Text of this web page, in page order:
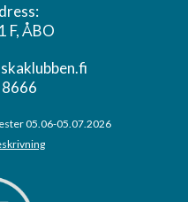
F, ÅBO
05.06-05.07.2026